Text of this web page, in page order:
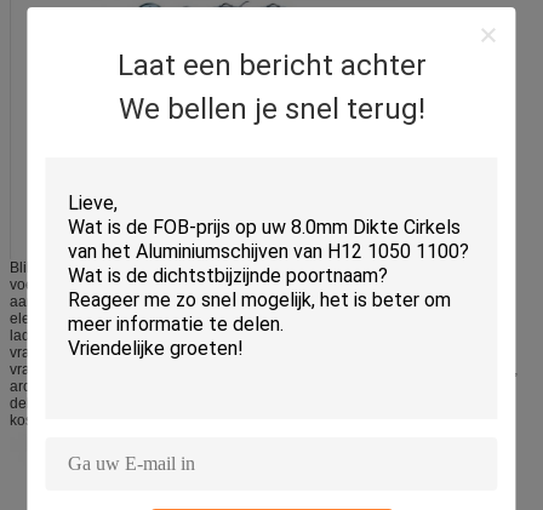
Laat een bericht achter
We bellen je snel terug!
Blikken, sluitingen, Pan, kokende werktuigen, het materiaal van de
voedselverwerking, opslagtanks, vrachtwagen en
aanhangwagencomponenten, brievenbussen, vliegtuigencomponenten,
elektronische chassis, bootschillen, dekhuizen, broedseldekking, drukvaten,
ladders, traliewerk, kaders, druppelpannen, hulpmiddeldozen,
vrachtwagenbumpers, binnen en buitenlichaamspanelen en componenten in
vrachtwagen en de autoindustrieën, keukenmateriaal, decoratieve versiering,
architecturaal gebruik, signage toepassingen, en om het even welk aantal
delen en toepassing die sterkte vereisen en goede formability aan redelijke
kosten.